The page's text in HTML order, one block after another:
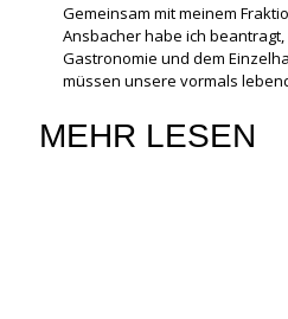
Gemeinsam mit meinem
Ansbacher habe ich
Gastronomie und dem
müssen unsere vormals
MEHR LESEN